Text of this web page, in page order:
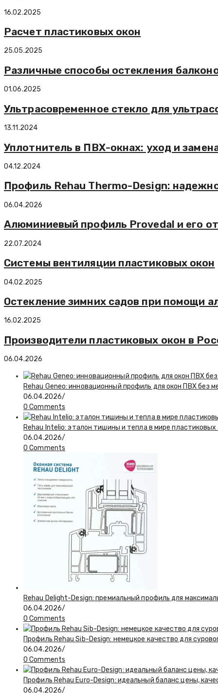
16.02.2025
Расчет пластиковых окон
25.05.2025
Различные способы остекления
01.06.2025
Ультрасовременное стекло для
13.11.2024
Уплотнитель в ПВХ-окнах: уход и
04.12.2024
Профиль Rehau Thermo-Design:
06.04.2026
Алюминиевый профиль Provedal и его
22.07.2024
Системы вентиляции пластиковых окон
04.02.2025
Остекление зимних садов при помощи
16.02.2025
Производители пластиковых окон в
06.04.2026
Rehau Geneo: инновационный профиль для окон ПВХ без
06.04.2026/
0 Comments
Rehau Intelio: эталон тишины и тепла в мире пластиковых
06.04.2026/
0 Comments
Rehau Delight-Design: премиальный профиль для
06.04.2026/
0 Comments
Профиль Rehau Sib-Design: немецкое качество для
06.04.2026/
0 Comments
Профиль Rehau Euro-Design: идеальный баланс цены,
06.04.2026/